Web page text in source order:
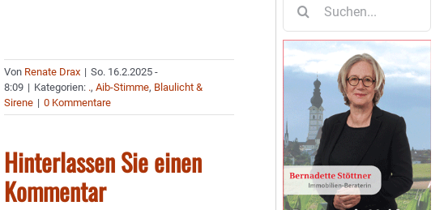
Von Renate Drax | So. 16.2.2025 -
8:09 | Kategorien: .,Aib-Stimme, Blaulicht &
Sirene | 0 Kommentare
Hinterlassen Sie einen
Kommentar
nach: